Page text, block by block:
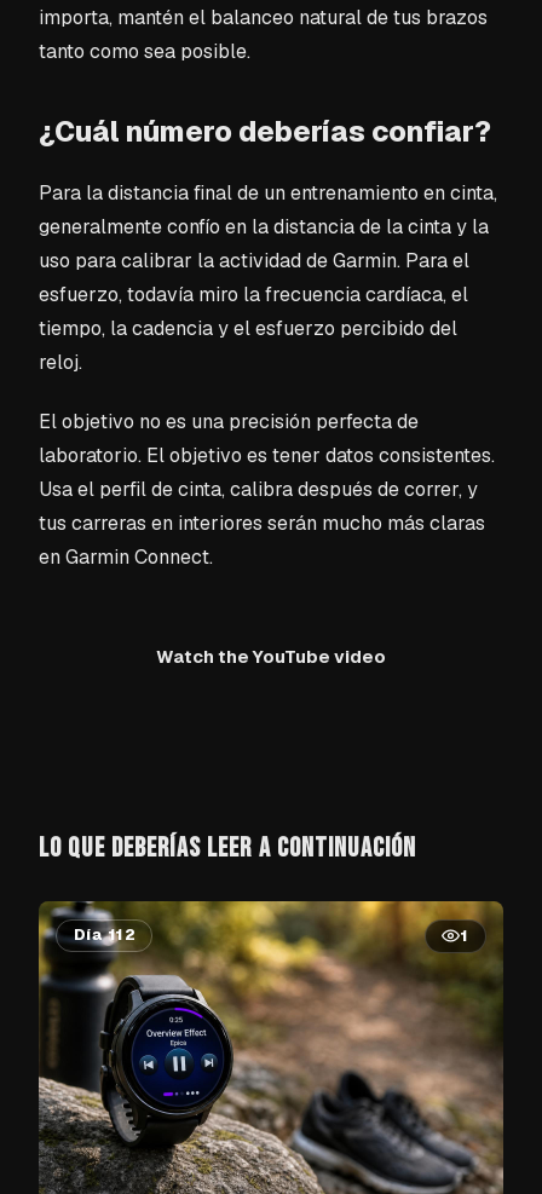
importa, mantén el balanceo natural de tus brazos
tanto como sea posible.
¿Cuál número deberías confiar?
Para la distancia final de un entrenamiento en cinta,
generalmente confío en la distancia de la cinta y la
uso para calibrar la actividad de Garmin. Para el
esfuerzo, todavía miro la frecuencia cardíaca, el
tiempo, la cadencia y el esfuerzo percibido del
reloj.
El objetivo no es una precisión perfecta de
laboratorio. El objetivo es tener datos consistentes.
Usa el perfil de cinta, calibra después de correr, y
tus carreras en interiores serán mucho más claras
en Garmin Connect.
Watch the YouTube video
LO QUE DEBERÍAS LEER A CONTINUACIÓN
Día 112 1